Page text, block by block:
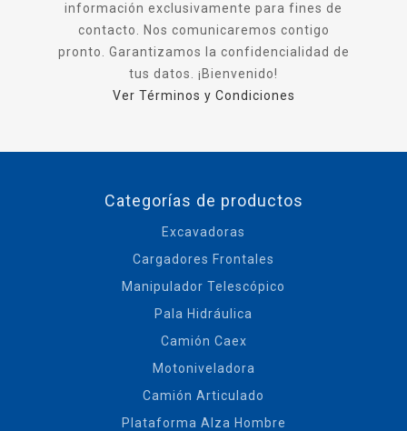
información exclusivamente para fines de
contacto. Nos comunicaremos contigo
pronto. Garantizamos la confidencialidad de
tus datos. ¡Bienvenido!
Ver Términos y Condiciones
Categorías de productos
Excavadoras
Cargadores Frontales
Manipulador Telescópico
Pala Hidráulica
Camión Caex
Motoniveladora
Camión Articulado
Plataforma Alza Hombre